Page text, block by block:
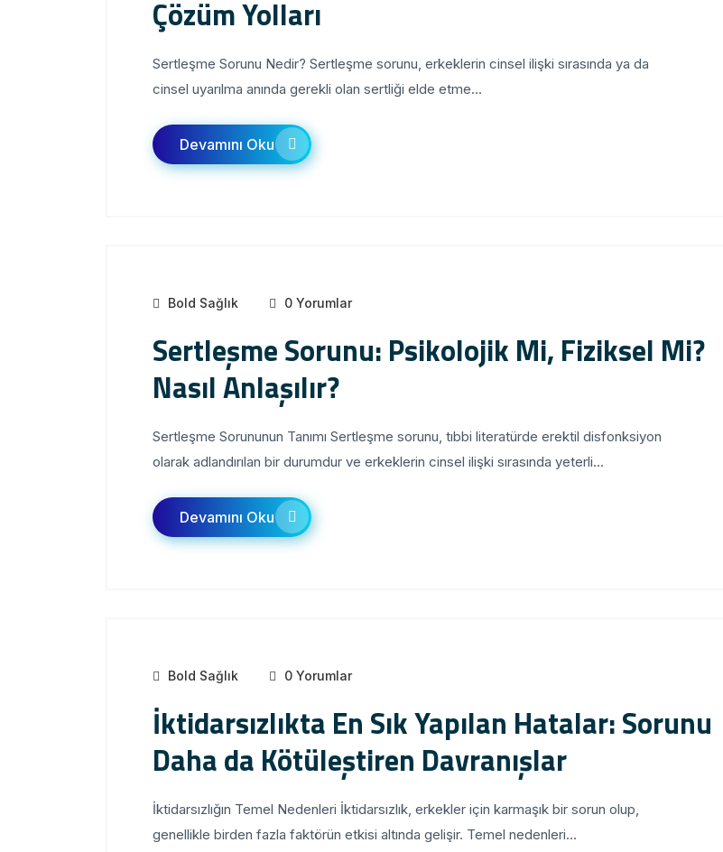
Çözüm Yolları
Sertleşme Sorunu Nedir? Sertleşme sorunu, erkeklerin cinsel ilişki sırasında ya da
cinsel uyarılma anında gerekli olan sertliği elde etme...
Devamını Oku
Bold Sağlık 0 Yorumlar
Sertleşme Sorunu: Psikolojik Mi, Fiziksel Mi?
Nasıl Anlaşılır?
Sertleşme Sorununun Tanımı Sertleşme sorunu, tıbbi literatürde erektil disfonksiyon
olarak adlandırılan bir durumdur ve erkeklerin cinsel ilişki sırasında yeterli...
Devamını Oku
Bold Sağlık 0 Yorumlar
İktidarsızlıkta En Sık Yapılan Hatalar: Sorunu
Daha da Kötüleştiren Davranışlar
İktidarsızlığın Temel Nedenleri İktidarsızlık, erkekler için karmaşık bir sorun olup,
genellikle birden fazla faktörün etkisi altında gelişir. Temel nedenleri...